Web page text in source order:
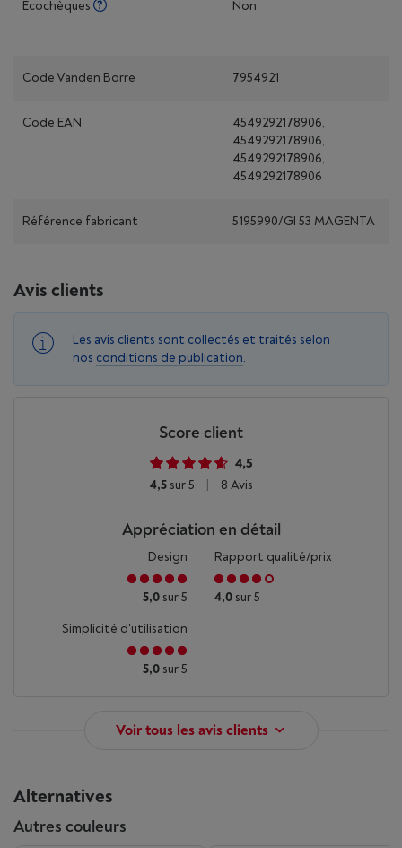
Écochèques Non
Code Vanden Borre 7954921
Code EAN
4549292178906,
4549292178906,
4549292178906,
4549292178906
Référence fabricant 5195990/GI 53 MAGENTA
Avis clients
Les avis clients sont collectés et traités selon
nos conditions de publication.
Score client
4,5
4,5sur 5 8 Avis
Appréciation en détail
Design
5,0 sur 5
Rapport qualité/prix
4,0 sur 5
Simplicité d'utilisation
5,0 sur 5
Voir tous les avis clients
Alternatives
Autres couleurs